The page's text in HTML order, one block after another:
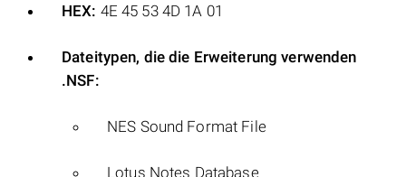
HEX: 4E 45 53 4D 1A 01
Dateitypen, die die Erweiterung verwenden
.NSF:
NES Sound Format File
Lotus Notes Database